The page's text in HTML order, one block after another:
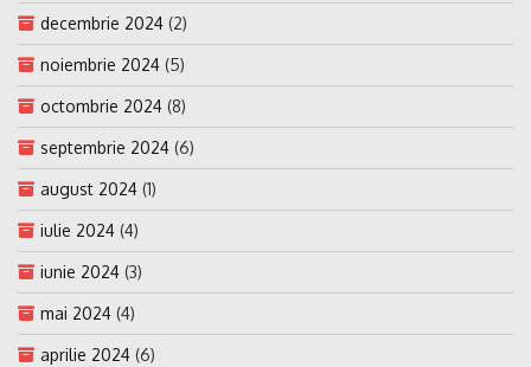
decembrie 2024 (2)
noiembrie 2024 (5)
octombrie 2024 (8)
septembrie 2024 (6)
august 2024 (1)
iulie 2024 (4)
iunie 2024 (3)
mai 2024 (4)
aprilie 2024 (6)